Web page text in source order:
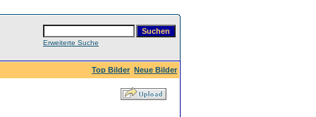
Erweiterte Suche
Top Bilder Neue Bilder